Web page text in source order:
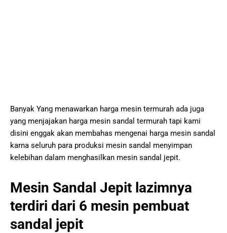
Banyak Yang menawarkan harga mesin termurah ada juga
yang menjajakan harga mesin sandal termurah tapi kami
disini enggak akan membahas mengenai harga mesin sandal
karna seluruh para produksi mesin sandal menyimpan
kelebihan dalam menghasilkan mesin sandal jepit.
Mesin Sandal Jepit lazimnya
terdiri dari 6 mesin pembuat
sandal jepit